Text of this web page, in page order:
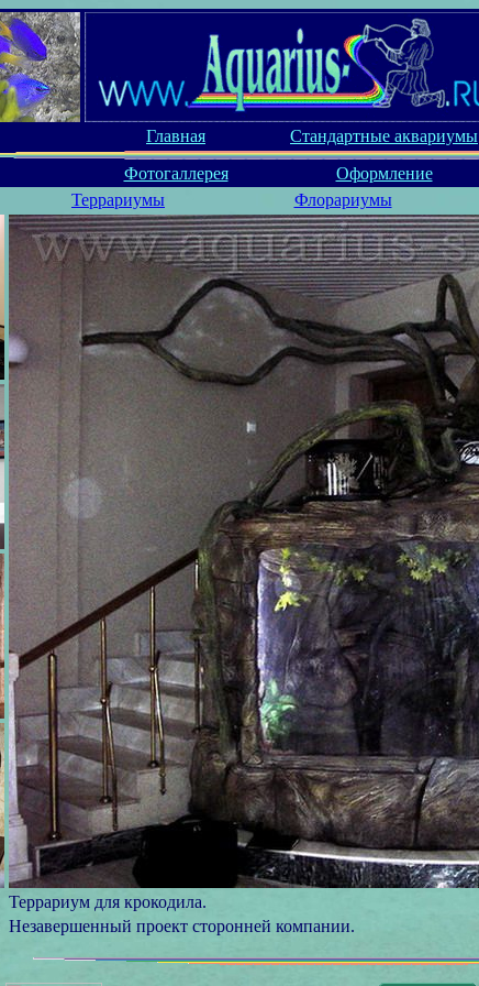
Главная Стандартные аквариумы
Фотогаллерея
Оформление
Террариумы Флорариумы
Террариум для крокодила.
Незавершенный проект сторонней компании.